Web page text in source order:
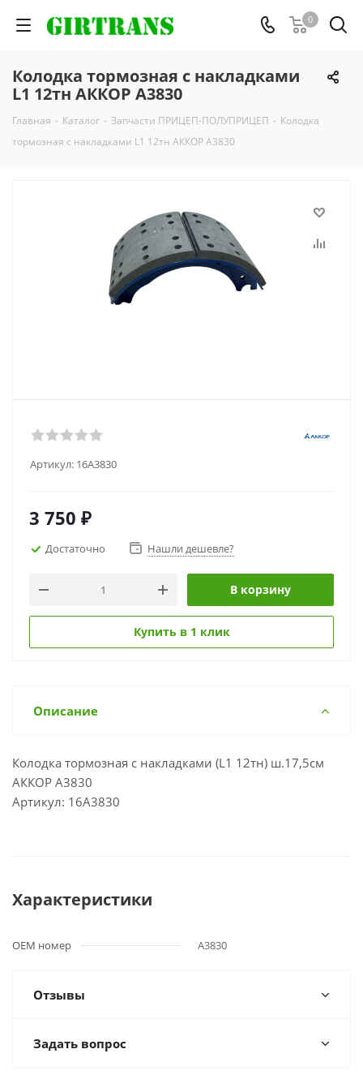
0
Колодка тормозная с накладками
L1 12тн АККОР А3830
Главная - Каталог - Запчасти ПРИЦЕП-ПОЛУПРИЦЕП - Колодка
тормозная с накладками L1 12тн АККОР А3830
Артикул: 16А3830
3 750 ₽
Достаточно Нашли дешевле?
В корзину
Купить в 1 клик
Описание
Колодка тормозная с накладками (L1 12тн) ш.17,5см
АККОР А3830
Артикул: 16А3830
Характеристики
OEM номер А3830
Отзывы
Задать вопрос